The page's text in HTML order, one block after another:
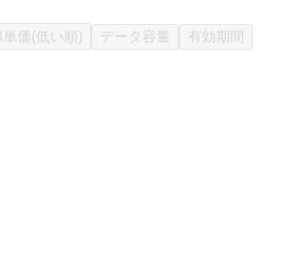
単価(低い順) データ容量 有効期間